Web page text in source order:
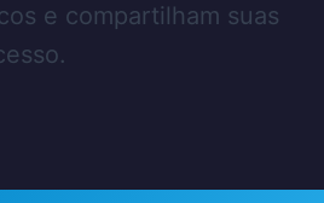
e compartilham suas